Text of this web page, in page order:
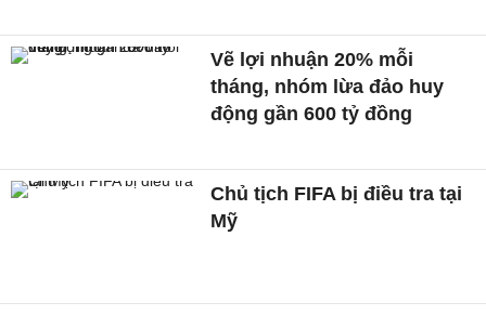
Vẽ lợi nhuận 20% mỗi
tháng, nhóm lừa đảo huy
động gần 600 tỷ đồng
Chủ tịch FIFA bị điều tra tại
Mỹ